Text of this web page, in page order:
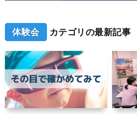
体験会 カテゴリの最新記事